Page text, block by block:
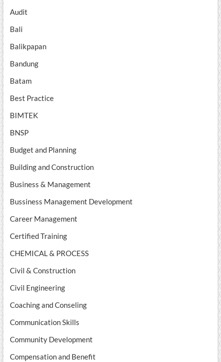
Audit
Bali
Balikpapan
Bandung
Batam
Best Practice
BIMTEK
BNSP
Budget and Planning
Building and Construction
Business & Management
Bussiness Management Development
Career Management
Certified Training
CHEMICAL & PROCESS
Civil & Construction
Civil Engineering
Coaching and Conseling
Communication Skills
Community Development
Compensation and Benefit